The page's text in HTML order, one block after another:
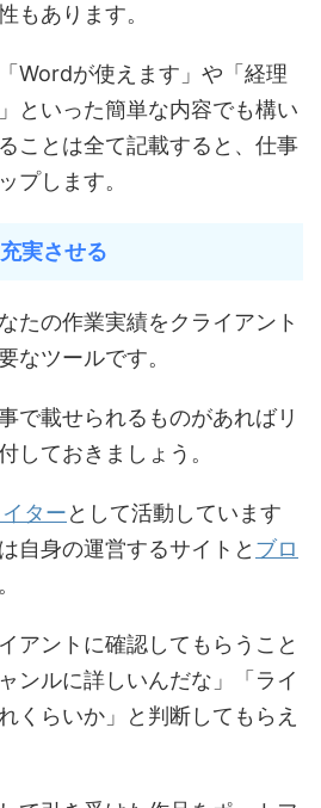
もあります。
Wordが使えます」や「経理
といった簡単な内容でも構い
ことは全て記載すると、仕事
プします。
実させる
たの作業実績をクライアント
なツールです。
で載せられるものがあればリ
しておきましょう。
ターとして活動しています
自身の運営するサイトと ブロ
アントに確認してもらうこと
ンルに詳しいんだな」「ライ
くらいか」と判断してもらえ